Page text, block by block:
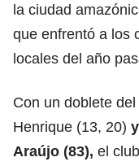
la ciudad
que enfrentó a los
locales del año
Con un doblete
Henrique (13, 20)
Araújo (83), el